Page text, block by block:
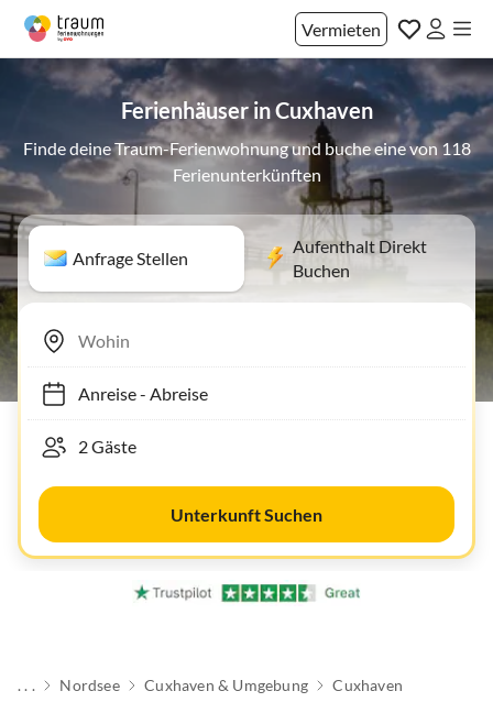
Vermieten
Ferienhäuser in Cuxhaven
Finde deine Traum-Ferienwohnung und buche eine von 118
Ferienunterkünften
Anfrage Stellen
Aufenthalt Direkt
Buchen
Anreise- Abreise
Unterkunft Suchen
. . . Nordsee Cuxhaven & Umgebung Cuxhaven